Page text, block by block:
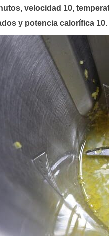
velocidad 10,
y potencia calorífica 10.